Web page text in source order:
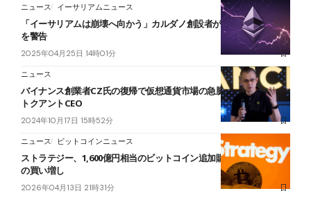
ニュース イーサリアムニュース
「イーサリアムは崩壊へ向かう」カルダノ創設者が15年以内の終焉
を警告
2025年04月25日 14時01分
ニュース
バイナンス創業者CZ氏の復帰で仮想通貨市場の急騰を予測＝クリプ
トクアントCEO
2024年10月17日 15時52分
ニュース ビットコインニュース
ストラテジー、1,600億円相当のビットコイン追加購入──2026年最大
の買い増し
2026年04月13日 21時31分